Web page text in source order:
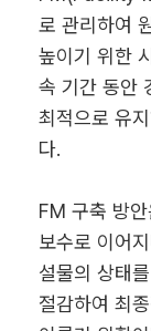
로 관리하여
높이기 위한
속 기간 동안
최적으로 유
다.
FM 구축 방
보수로 이어
설물의 상태
절감하여 최